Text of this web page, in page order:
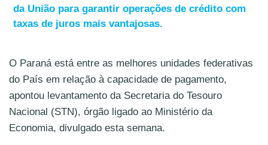
da União para garantir operações de crédito com
taxas de juros mais vantajosas.
O Paraná está entre as melhores unidades federativas
do País em relação à capacidade de pagamento,
apontou levantamento da Secretaria do Tesouro
Nacional (STN), órgão ligado ao Ministério da
Economia, divulgado esta semana.